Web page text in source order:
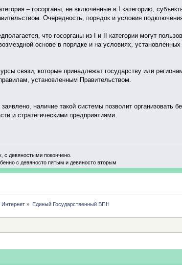
– госорганы, не включённые в I категорию,
Очередность, порядок и условия
что госорганы из I и II категории могут
основе в порядке и на условиях, установленных
связи, которые принадлежат государству или
установленным Правительством.
заявлено, наличие такой системы позволит
и стратегическими предприятиями.
с девяностыми покончено.
с девяносто пятым и девяносто вторым
Интернет» Единый Государственный ВПН